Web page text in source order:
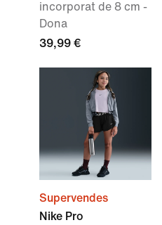
incorporat de 8 cm -
Dona
39,99 €
Supervendes
Nike Pro